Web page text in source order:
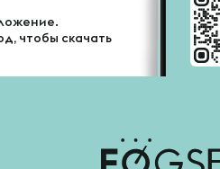
чтобы скачать